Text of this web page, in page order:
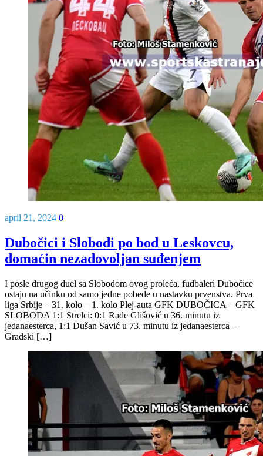
april 21, 2024 0
Dubočici i Slobodi po bod u Leskovcu,
domaćin nezadovoljan suđenjem
I posle drugog duel sa Slobodom ovog proleća, fudbaleri Dubočice
ostaju na učinku od samo jedne pobede u nastavku prvenstva. Prva
liga Srbije – 31. kolo – 1. kolo Plej-auta GFK DUBOČICA – GFK
SLOBODA 1:1 Strelci: 0:1 Rade Glišović u 36. minutu iz
jedanaesterca, 1:1 Dušan Savić u 73. minutu iz jedanaesterca –
Gradski […]